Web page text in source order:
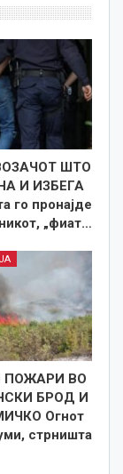
ШТО
И ИЗБЕГА
го пронајде
„фиат…
ПОЖАРИ ВО
БРОД И
Огнот
стрништа